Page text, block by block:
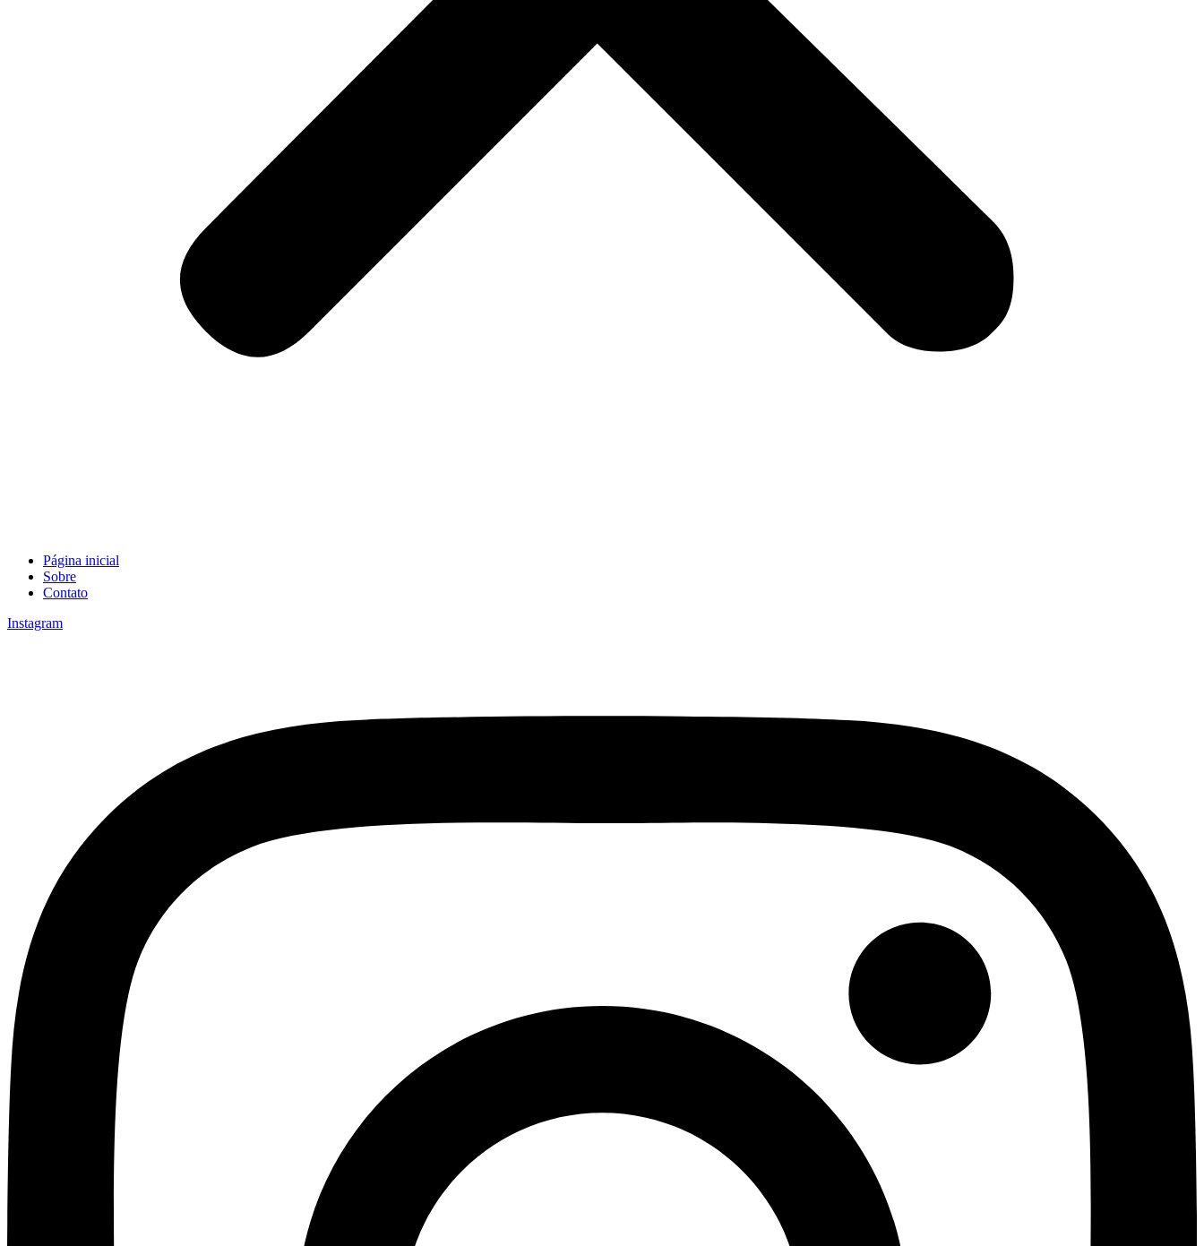
Página inicial
Sobre
Contato
Instagram